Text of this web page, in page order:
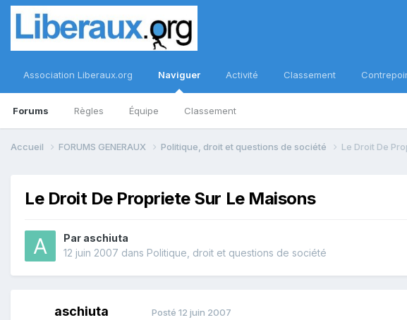
Association Liberaux.org Naviguer
Forums Règles Équipe Classement
Activité Classement
Accueil FORUMS GENERAUX Politique, droit et questions de société Le Droit De
Le Droit De Propriete Sur Le Maisons
Par aschiuta
12 juin 2007 dans Politique, droit et questions de société
aschiuta Posté 12 juin 2007